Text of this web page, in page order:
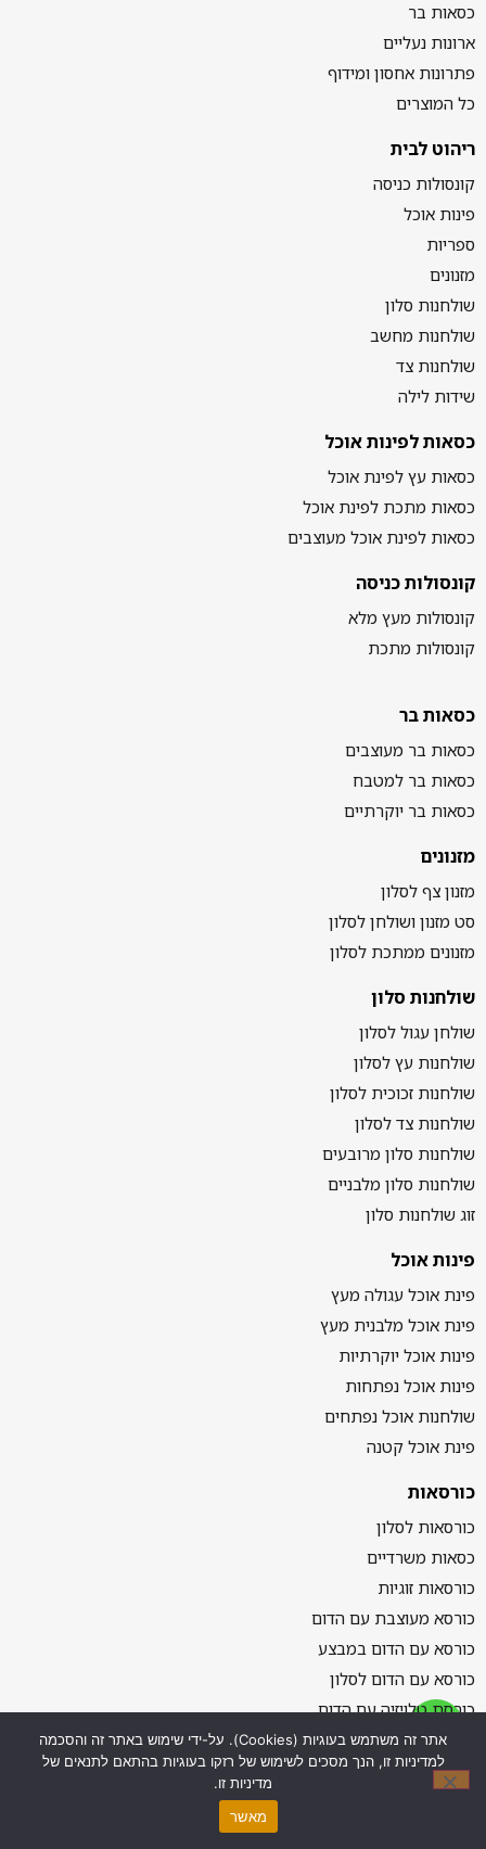
כסאות בר
ארונות נעליים
פתרונות אחסון ומידוף
כל המוצרים
ריהוט לבית
קונסולות כניסה
פינות אוכל
ספריות
מזנונים
שולחנות סלון
שולחנות מחשב
שולחנות צד
שידות לילה
כסאות לפינות אוכל
כסאות עץ לפינת אוכל
כסאות מתכת לפינת אוכל
כסאות לפינת אוכל מעוצבים
קונסולות כניסה
קונסולות מעץ מלא
קונסולות מתכת
כסאות בר
כסאות בר מעוצבים
כסאות בר למטבח
כסאות בר יוקרתיים
מזנונים
מזנון צף לסלון
סט מזנון ושולחן לסלון
מזנונים ממתכת לסלון
שולחנות סלון
שולחן עגול לסלון
שולחנות עץ לסלון
שולחנות זכוכית לסלון
שולחנות צד לסלון
שולחנות סלון מרובעים
שולחנות סלון מלבניים
זוג שולחנות סלון
פינות אוכל
פינת אוכל עגולה מעץ
פינת אוכל מלבנית מעץ
פינות אוכל יוקרתיות
פינות אוכל נפתחות
שולחנות אוכל נפתחים
פינת אוכל קטנה
כורסאות
כורסאות לסלון
כסאות משרדיים
כורסאות זוגיות
כורסא מעוצבת עם הדום
כורסא עם הדום במבצע
כורסא עם הדום לסלון
כורסת טלויזיה עם הדום
אתר זה משתמש בעוגיות (Cookies). על-ידי שימוש באתר זה והסכמה
למדיניות זו, הנך מסכים לשימוש של רזקו בעוגיות בהתאם לתנאים של
מדיניות זו.
מאשר